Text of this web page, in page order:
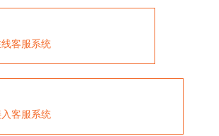
客服系统
客服系统